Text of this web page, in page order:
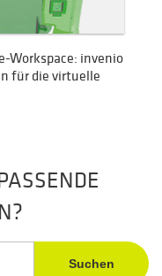
Workspace: invenio
für die virtuelle
Suchen